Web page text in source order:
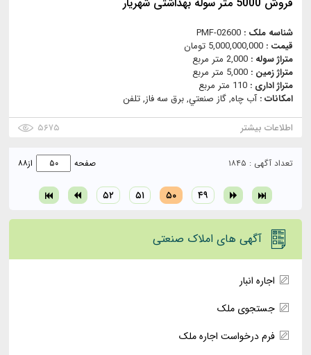
شناسه ملک : PMF-02600
قیمت : 5,000,000,000 تومان
متراژ سوله : 2,000 متر مربع
متراژ زمین : 5,000 متر مربع
متراژ اداری : 110 متر مربع
امکانات :آب چاه, گاز صنعتي, برق سه فاز, تلفن
اطلاعات بیشتر
۵۶۷۵
تعداد آگهی : ۱۸۴۵
۴۹ ۵۰ ۵۱ ۵۲
صفحه از۸۸
آگهی های املاک صنعتی
اجاره انبار
جستجوی ملک
فرم درخواست اجاره ملک